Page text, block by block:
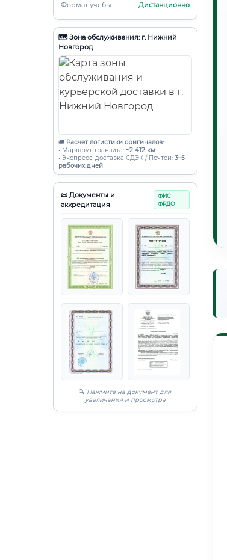
Формат учебы:
Дистанционно
🗺️ Зона обслуживания: г. Нижний
Новгород
🚚 Расчет логистики оригиналов:
• Маршрут транзита: ~2 412 км
• Экспресс-доставка СДЭК / Почтой: 3–5
рабочих дней
📜 Документы и
аккредитация
ФИС
ФРДО
🔍 Нажмите на документ для
увеличения и просмотра